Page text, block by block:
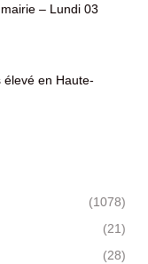
– Lundi 03
en Haute-
(1078)
(21)
(28)